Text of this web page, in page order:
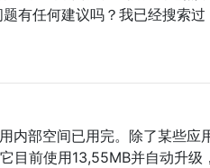
有任何建议吗？我已经搜索过
内部空间已用完。除了某些应
目前使用13,55MB并自动升级